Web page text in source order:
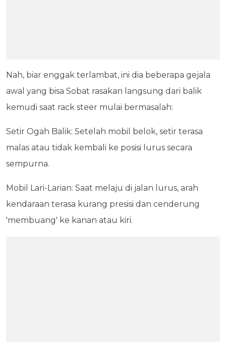
Nah, biar enggak terlambat, ini dia beberapa gejala
awal yang bisa Sobat rasakan langsung dari balik
kemudi saat rack steer mulai bermasalah:
Setir Ogah Balik: Setelah mobil belok, setir terasa
malas atau tidak kembali ke posisi lurus secara
sempurna.
Mobil Lari-Larian: Saat melaju di jalan lurus, arah
kendaraan terasa kurang presisi dan cenderung
'membuang' ke kanan atau kiri.